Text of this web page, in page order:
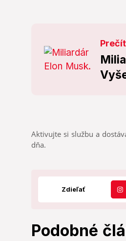
Aktivujte si službu a
dňa.
Zdieľať
Podobné